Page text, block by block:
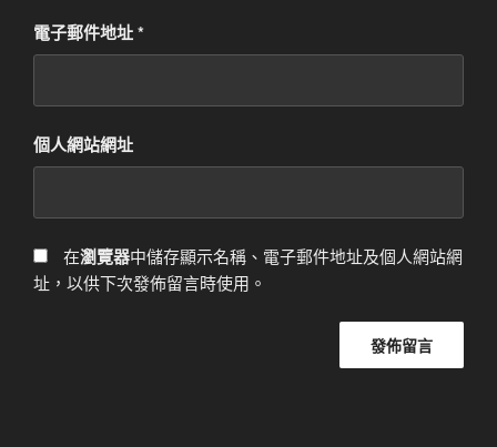
電子郵件地址*
個人網站網址
在瀏覽器中儲存顯示名稱、電子郵件地址及個人網站網
址，以供下次發佈留言時使用。